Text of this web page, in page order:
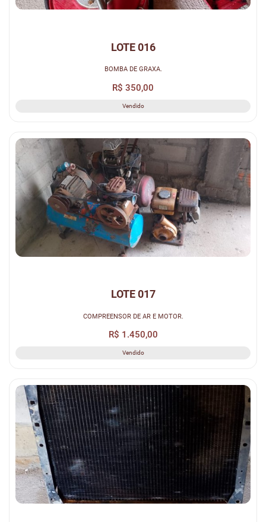
LOTE 016
BOMBA DE GRAXA.
R$ 350,00
Vendido
LOTE 017
COMPREENSOR DE AR E MOTOR.
R$ 1.450,00
Vendido